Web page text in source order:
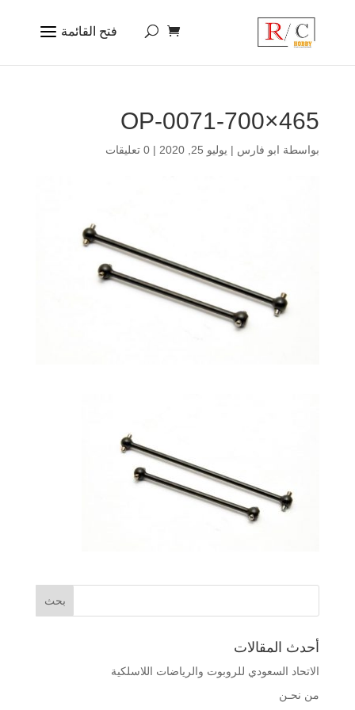
OP-0071-700×465
بواسطة ابو فارس | يوليو 25, 2020 | 0 تعليقات
أحدث المقالات
الاتحاد السعودي للروبوت والرياضات اللاسلكية
من نحـن